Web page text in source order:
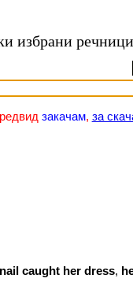
избрани речници
закачам, за
nail caught her dress,